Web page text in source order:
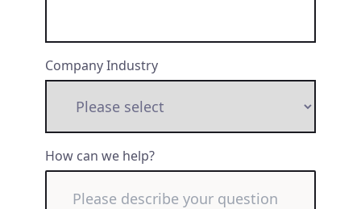
Company Industry
How can we help?